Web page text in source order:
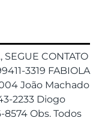
CONTATO
3319 FABIOLA
João Machado
2233 Diogo
Obs. Todos